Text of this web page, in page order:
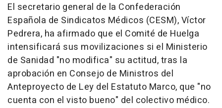
El secretario general de la Confederación
Española de Sindicatos Médicos (CESM), Víctor
Pedrera, ha afirmado que el Comité de Huelga
intensificará sus movilizaciones si el Ministerio
de Sanidad "no modifica" su actitud, tras la
aprobación en Consejo de Ministros del
Anteproyecto de Ley del Estatuto Marco, que "no
cuenta con el visto bueno" del colectivo médico.